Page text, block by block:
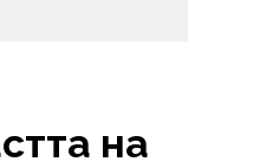
на